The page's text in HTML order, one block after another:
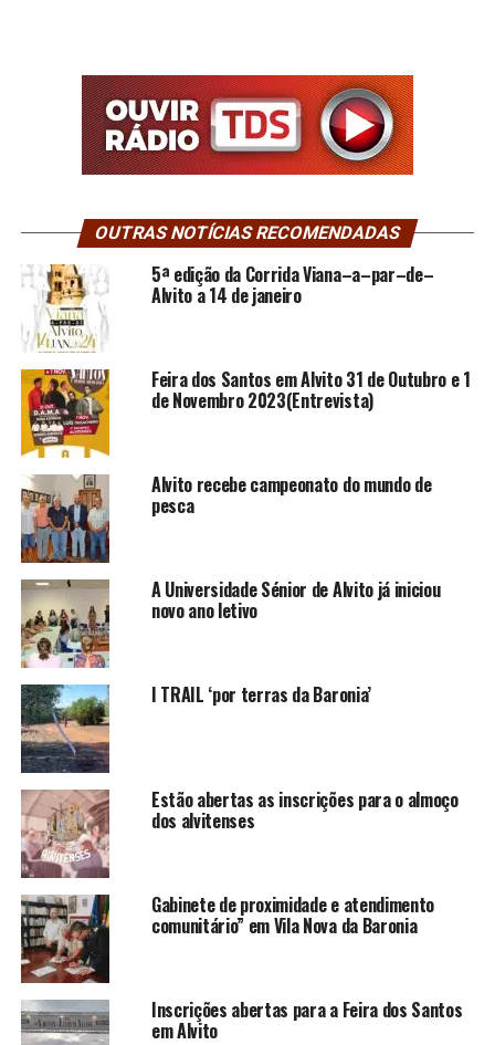
OUTRAS NOTÍCIAS RECOMENDADAS
5ª edição da Corrida Viana–a–par–de–
Alvito a 14 de janeiro
Feira dos Santos em Alvito 31 de Outubro e 1
de Novembro 2023(Entrevista)
Alvito recebe campeonato do mundo de
pesca
A Universidade Sénior de Alvito já iniciou
novo ano letivo
I TRAIL ‘por terras da Baronia’
Estão abertas as inscrições para o almoço
dos alvitenses
Gabinete de proximidade e atendimento
comunitário” em Vila Nova da Baronia
Inscrições abertas para a Feira dos Santos
em Alvito